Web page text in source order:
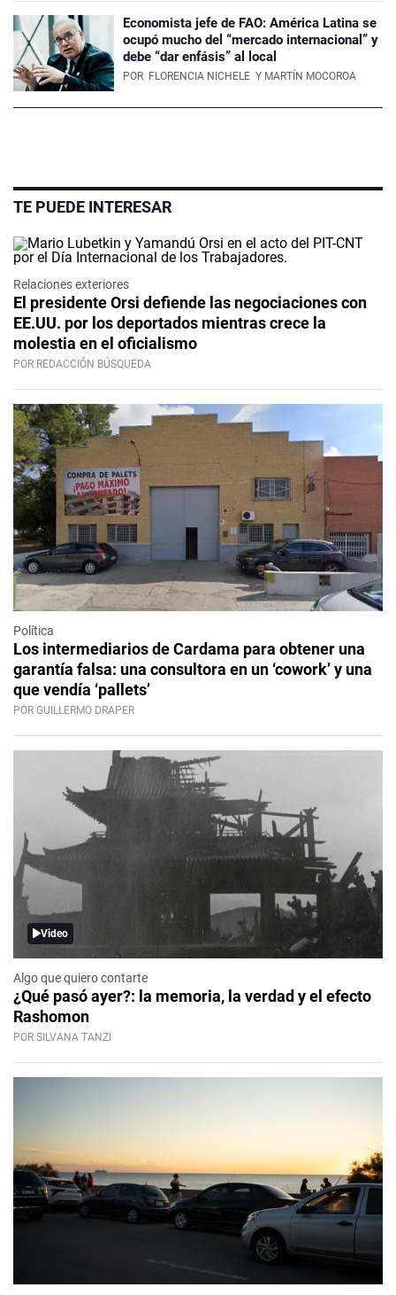
Economista jefe de FAO: América Latina se
ocupó mucho del “mercado internacional” y
debe “dar enfásis” al local
POR FLORENCIA NICHELE Y MARTÍN MOCOROA
TE PUEDE INTERESAR
Relaciones exteriores
El presidente Orsi defiende las negociaciones con
EE.UU. por los deportados mientras crece la
molestia en el oficialismo
POR REDACCIÓN BÚSQUEDA
Política
Los intermediarios de Cardama para obtener una
garantía falsa: una consultora en un ‘cowork’ y una
que vendía ‘pallets’
POR GUILLERMO DRAPER
Video
Algo que quiero contarte
¿Qué pasó ayer?: la memoria, la verdad y el efecto
Rashomon
POR SILVANA TANZI